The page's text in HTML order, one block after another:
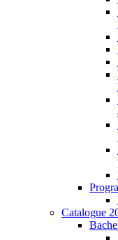
Catalogue